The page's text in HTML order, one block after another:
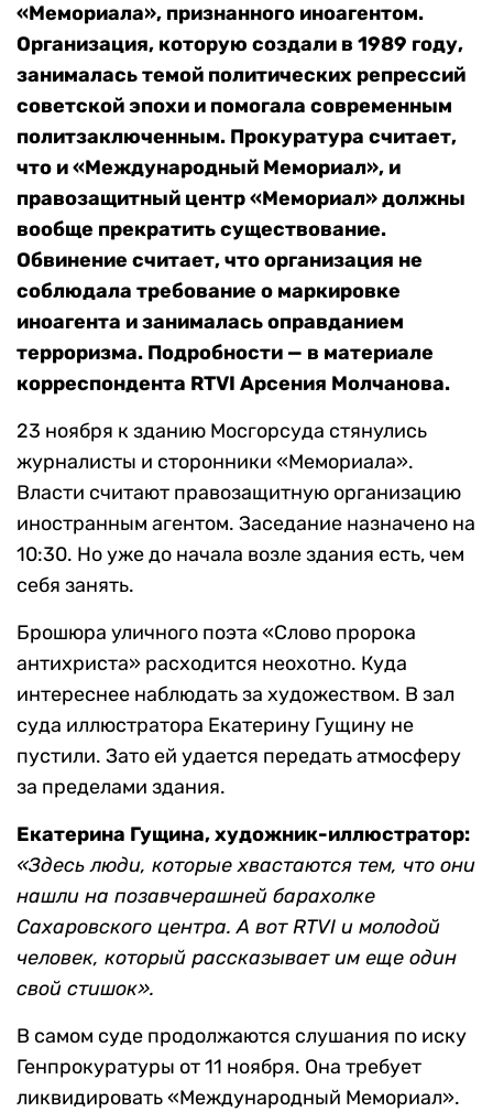
«Мемориала», признанного иноагентом.
Организация, которую создали в 1989 году,
занималась темой политических репрессий
советской эпохи и помогала современным
политзаключенным. Прокуратура считает,
что и «Международный Мемориал», и
правозащитный центр «Мемориал» должны
вообще прекратить существование.
Обвинение считает, что организация не
соблюдала требование о маркировке
иноагента и занималась оправданием
терроризма. Подробности — в материале
корреспондента RTVI Арсения Молчанова.
23 ноября к зданию Мосгорсуда стянулись
журналисты и сторонники «Мемориала».
Власти считают правозащитную организацию
иностранным агентом. Заседание назначено на
10:30. Но уже до начала возле здания есть, чем
себя занять.
Брошюра уличного поэта «Слово пророка
антихриста» расходится неохотно. Куда
интереснее наблюдать за художеством. В зал
суда иллюстратора Екатерину Гущину не
пустили. Зато ей удается передать атмосферу
за пределами здания.
Екатерина Гущина, художник-иллюстратор:
«Здесь люди, которые хвастаются тем, что они
нашли на позавчерашней барахолке
Сахаровского центра. А вот RTVI и молодой
человек, который рассказывает им еще один
свой стишок».
В самом суде продолжаются слушания по иску
Генпрокуратуры от 11 ноября. Она требует
ликвидировать «Международный Мемориал».